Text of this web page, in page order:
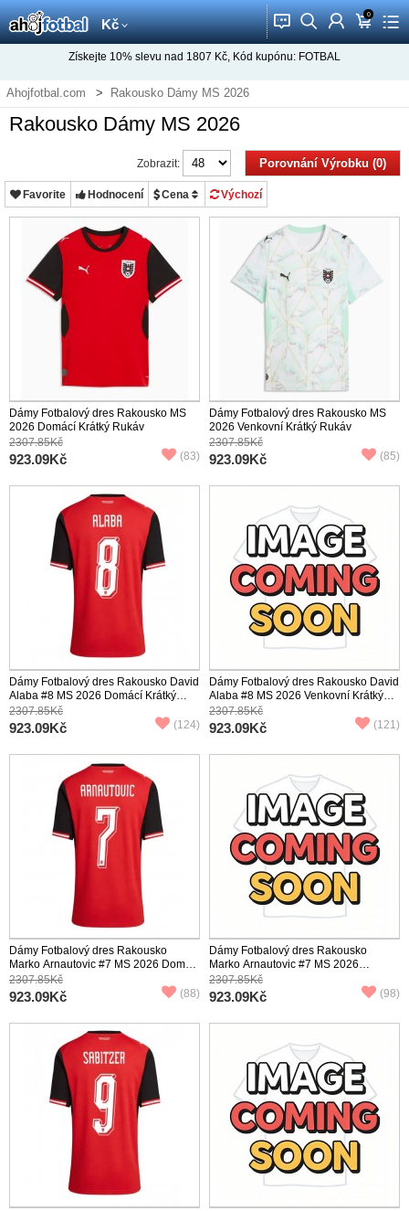
Kč 󰂱 󰂨 󰃳 0
󰃦 󰃖
Získejte 10% slevu nad 1807 Kč, Kód kupónu: FOTBAL
Ahojfotbal.com Rakousko Dámy MS 2026
Rakousko Dámy MS 2026
Porovnání Výrobku (0)
Zobrazit:
Favorite Hodnocení Cena Výchozí
Dámy Fotbalový dres Rakousko MS
2026 Domácí Krátký Rukáv
2307.85Kč
923.09Kč (83)
Dámy Fotbalový dres Rakousko MS
2026 Venkovní Krátký Rukáv
2307.85Kč
923.09Kč (85)
Dámy Fotbalový dres Rakousko David
Alaba #8 MS 2026 Domácí Krátký
Rukáv
2307.85Kč
923.09Kč (124)
Dámy Fotbalový dres Rakousko David
Alaba #8 MS 2026 Venkovní Krátký
Rukáv
2307.85Kč
923.09Kč (121)
Dámy Fotbalový dres Rakousko
Marko Arnautovic #7 MS 2026 Domácí
Krátký Rukáv
2307.85Kč
923.09Kč (88)
Dámy Fotbalový dres Rakousko
Marko Arnautovic #7 MS 2026
Venkovní Krátký Rukáv
2307.85Kč
923.09Kč (98)